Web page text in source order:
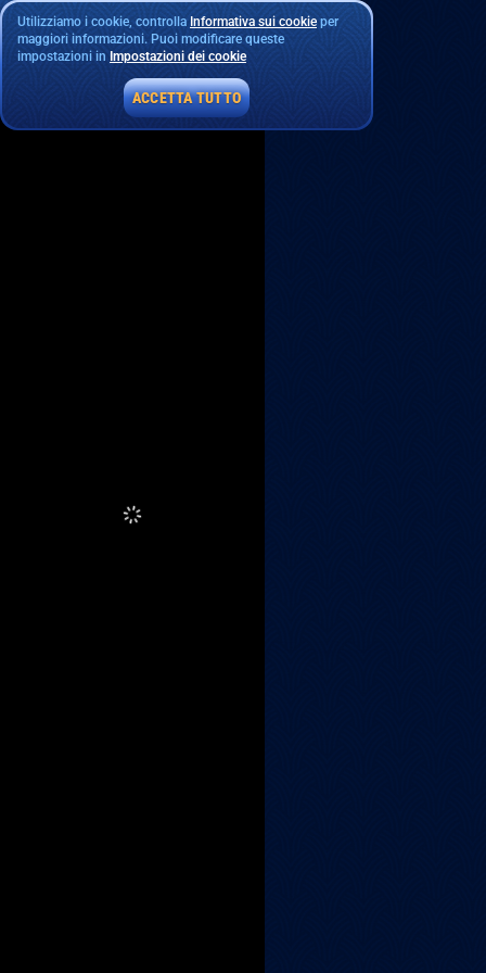
Utilizziamo i cookie, controlla Informativa sui cookie per
maggiori informazioni. Puoi modificare queste
impostazioni in Impostazioni dei cookie
ACCETTA TUTTO